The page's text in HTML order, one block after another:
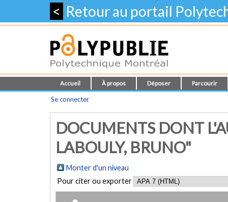
< Retour au portail
Accueil À propos Déposer Parcourir
Se connecter
DOCUMENTS DONT
LABOULY, BRUNO"
Monter d'un niveau
Pour citer ou exporter